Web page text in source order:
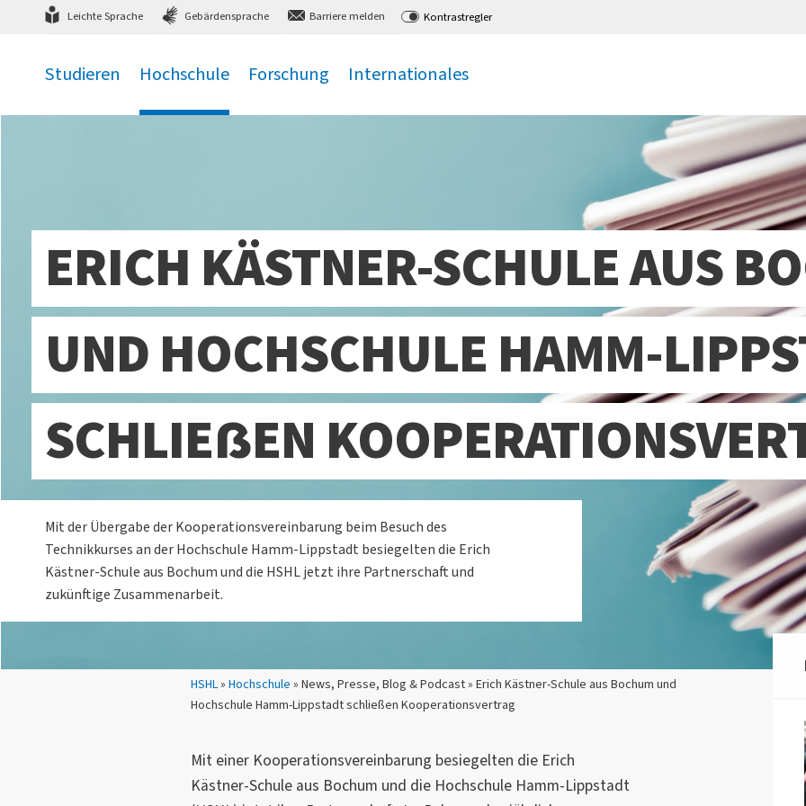
zum Hauptmenü zum Inhalt,
Leichte Sprache Gebärdensprache Barriere melden Kontrastregler
Studieren Hochschule Forschung Internationales
Sie sind hier:
HSHL» Hochschule » News, Presse, Blog & Podcast » Erich Kästner-Schule aus Bochum und
Hochschule Hamm-Lippstadt schließen Kooperationsvertrag
ERICH KÄSTNER-SCHULE AUS
UND HOCHSCHULE HAMM-
SCHLIEẞEN
Mit der Übergabe der Kooperationsvereinbarung beim Besuch des
Technikkurses an der Hochschule Hamm-Lippstadt besiegelten die Erich
Kästner-Schule aus Bochum und die HSHL jetzt ihre Partnerschaft und
zukünftige Zusammenarbeit.
Mit einer Kooperationsvereinbarung besiegelten die Erich
Kästner-Schule aus Bochum und die Hochschule Hamm-Lippstadt